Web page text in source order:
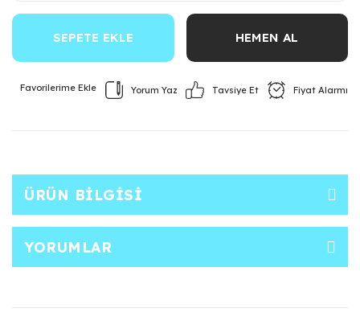
SEPETE EKLE HEMEN AL
Yorum Yaz Tavsiye Et Fiyat Alarmı
ÜRÜN BILGISI
YORUMLAR